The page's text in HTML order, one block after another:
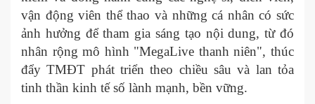
vận động viên thể thao và những cá nhân có sức
ảnh hưởng để tham gia sáng tạo nội dung, từ đó
nhân rộng mô hình "MegaLive thanh niên", thúc
đẩy TMĐT phát triển theo chiều sâu và lan tỏa
tinh thần kinh tế số lành mạnh, bền vững.